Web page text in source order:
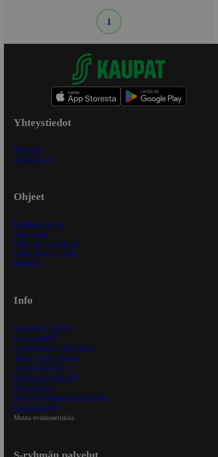
1
Yhteystiedot
Myymälät
Asiakaspalvelu
Ohjeet
Ensitilaajan ohjeet
Näin maksat
Näin tilaat ja muokkaat
Kaikki ohjeet ja vinkit
In English
Info
S-Business yrityksille
Oiva-raportit
Osuuskauppojen yhteystiedot
Tilaus- ja toimitusehdot
Tietosuojakäytäntö
Palvelun käyttöehdot
Saavutettavuus
Mobiilisovelluksen saavutettavuus
Mainostajalle
Muuta evästeasetuksia